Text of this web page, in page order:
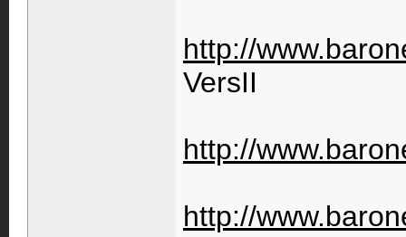
http://
VersII
http://
http://